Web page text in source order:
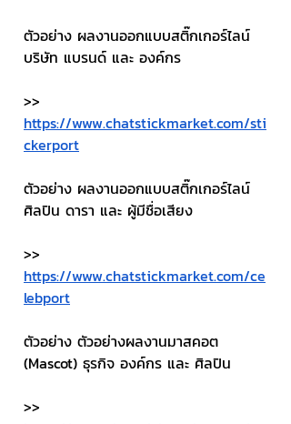
ตัวอย่าง ผลงานออกแบบสติ๊กเกอร์ไลน์
บริษัท แบรนด์ และ องค์กร
>>
https://www.chatstickmarket.com/sti
ckerport
ตัวอย่าง ผลงานออกแบบสติ๊กเกอร์ไลน์
ศิลปิน ดารา และ ผู้มีชื่อเสียง
>>
https://www.chatstickmarket.com/ce
lebport
ตัวอย่าง ตัวอย่างผลงานมาสคอต
(Mascot) ธุรกิจ องค์กร และ ศิลปิน
>>